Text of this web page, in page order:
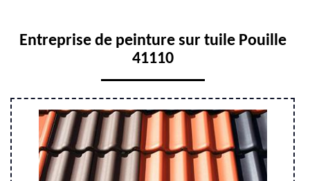
Entreprise de peinture sur tuile Pouille
41110